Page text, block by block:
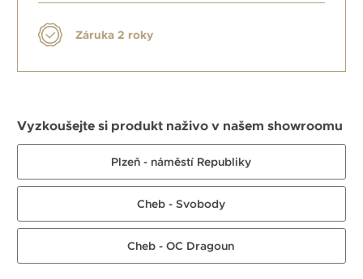
Záruka 2 roky
Vyzkoušejte si produkt naživo v našem showroomu
Plzeň - náměstí Republiky
Cheb - Svobody
Cheb - OC Dragoun